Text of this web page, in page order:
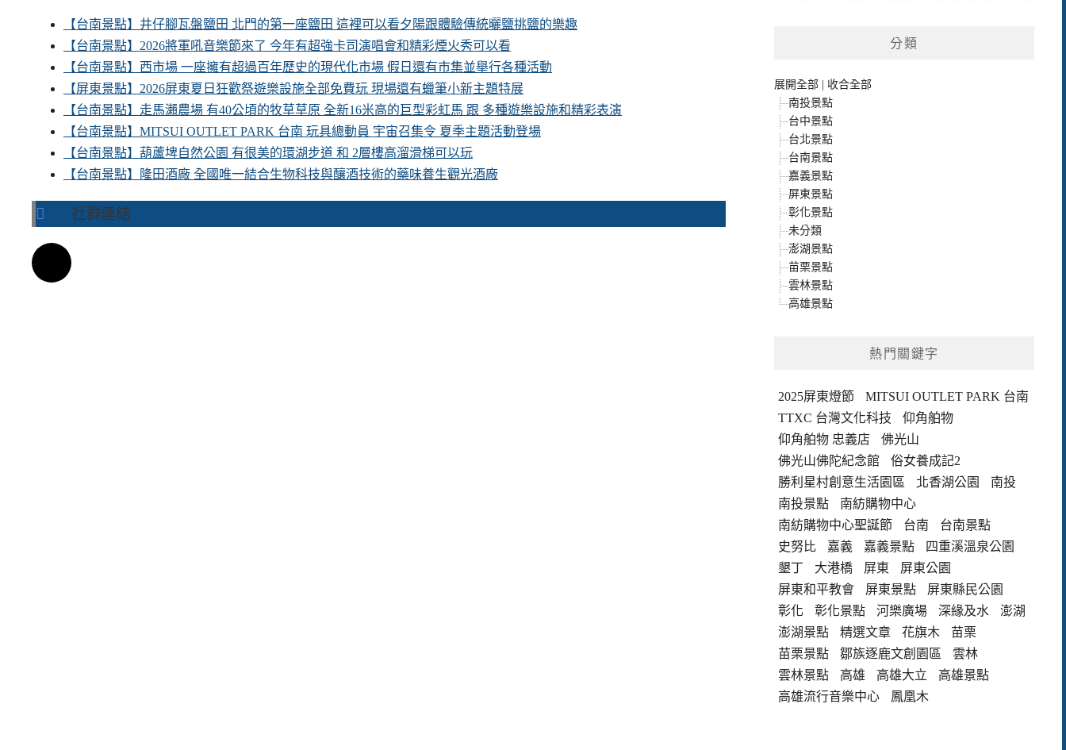
【台南景點】井仔腳瓦盤鹽田 北門的第一座鹽田 這裡可以看夕陽跟體驗傳統曬鹽挑鹽的樂趣
【台南景點】2026將軍吼音樂節來了 今年有超強卡司演唱會和精彩煙火秀可以看
【台南景點】西市場 一座擁有超過百年歷史的現代化市場 假日還有市集並舉行各種活動
【屏東景點】2026屏東夏日狂歡祭遊樂設施全部免費玩 現場還有蠟筆小新主題特展
【台南景點】走馬瀨農場 有40公頃的牧草草原 全新16米高的巨型彩虹馬 跟 多種遊樂設施和精彩表演
【台南景點】MITSUI OUTLET PARK 台南 玩具總動員 宇宙召集令 夏季主題活動登場
【台南景點】葫蘆埤自然公園 有很美的環湖步道 和 2層樓高溜滑梯可以玩
【台南景點】隆田酒廠 全國唯一結合生物科技與釀酒技術的藥味養生觀光酒廠
社群連結
分類
展開全部
收合全部
南投景點
台中景點
台北景點
台南景點
嘉義景點
屏東景點
彰化景點
未分類
澎湖景點
苗栗景點
雲林景點
高雄景點
熱門關鍵字
2025屏東燈節
MITSUI OUTLET PARK 台南
TTXC 台灣文化科技
仰角舶物
仰角舶物 忠義店
佛光山
佛光山佛陀紀念館
俗女養成記2
勝利星村創意生活園區
北香湖公園
南投
南投景點
南紡購物中心
南紡購物中心聖誕節
台南
台南景點
史努比
嘉義 嘉義景點
四重溪溫泉公園
墾丁
大港橋 屏東
屏東公園
屏東和平教會
屏東景點
屏東縣民公園
彰化
彰化景點 河樂廣場 深緣及水
澎湖
澎湖景點
精選文章 花旗木
苗栗
苗栗景點
鄒族逐鹿文創園區
雲林
雲林景點
高雄 高雄大立
高雄景點
高雄流行音樂中心
鳳凰木